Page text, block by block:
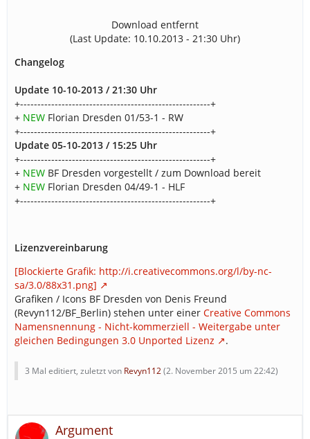
Download entfernt
(Last Update: 10.10.2013 - 21:30 Uhr)
Changelog
Update 10-10-2013 / 21:30 Uhr
+-------------------------------------------------------+
+ NEW Florian Dresden 01/53-1 - RW
+-------------------------------------------------------+
Update 05-10-2013 / 15:25 Uhr
+-------------------------------------------------------+
+ NEW BF Dresden vorgestellt / zum Download bereit
+ NEW Florian Dresden 04/49-1 - HLF
+-------------------------------------------------------+
Lizenzvereinbarung
[Blockierte Grafik: http://i.creativecommons.org/l/by-nc-
sa/3.0/88x31.png]
Grafiken / Icons BF Dresden von Denis Freund
(Revyn112/BF_Berlin) stehen unter einer Creative Commons
Namensnennung - Nicht-kommerziell - Weitergabe unter
gleichen Bedingungen 3.0 Unported Lizenz
.
3 Mal editiert, zuletzt von Revyn112(2. November 2015 um 22:42)
Argument